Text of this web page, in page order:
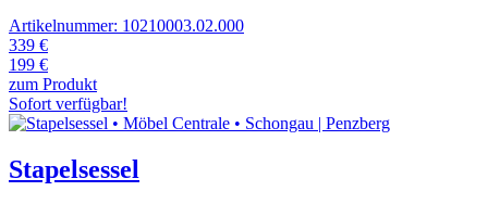
Artikelnummer: 10210003.02.000
339 €
199 €
zum Produkt
Sofort verfügbar!
Stapelsessel